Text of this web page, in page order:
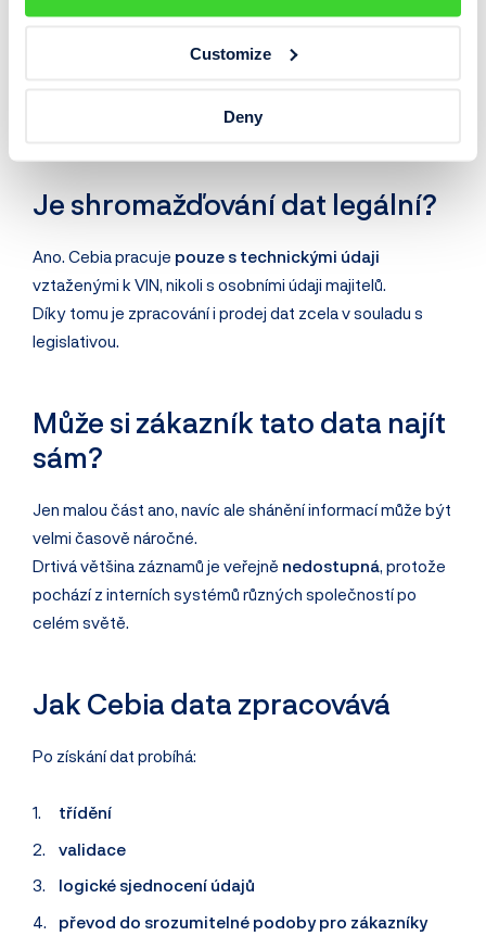
Customize
Deny
automotive. Tak jak připojuje Cebia nové a nové zdroje
zvyšování kvality reportů
Je shromažďování dat legální?
Ano. Cebia pracuje pouze s technickými údaji
vztaženými k VIN, nikoli s osobními údaji majitelů.
Díky tomu je zpracování i prodej dat zcela v souladu s
legislativou.
Může si zákazník tato data najít
sám?
Jen malou část ano, navíc ale shánění informací může být
velmi časově náročné.
Drtivá většina záznamů je veřejně nedostupná, protože
pochází z interních systémů různých společností po
celém světě.
Jak Cebia data zpracovává
Po získání dat probíhá:
třídění
validace
logické sjednocení údajů
převod do srozumitelné podoby pro zákazníky